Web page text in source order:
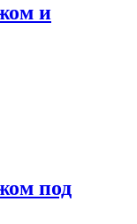
и
под